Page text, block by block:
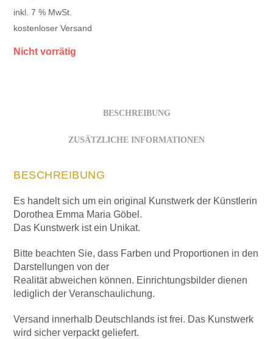
inkl. 7 % MwSt.
kostenloser Versand
Nicht vorrätig
BESCHREIBUNG
ZUSÄTZLICHE INFORMATIONEN
BESCHREIBUNG
Es handelt sich um ein original Kunstwerk der Künstlerin
Dorothea Emma Maria Göbel.
Das Kunstwerk ist ein Unikat.
Bitte beachten Sie, dass Farben und Proportionen in den
Darstellungen von der
Realität abweichen können. Einrichtungsbilder dienen
lediglich der Veranschaulichung.
Versand innerhalb Deutschlands ist frei. Das Kunstwerk
wird sicher verpackt geliefert.